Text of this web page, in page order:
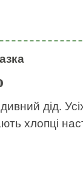
дід.
хлопці